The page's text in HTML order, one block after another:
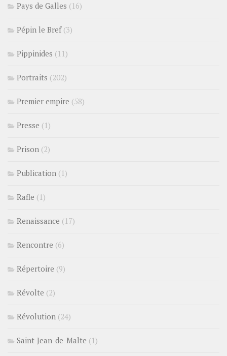
Pays de Galles (16)
Pépin le Bref(3)
Pippinides (11)
Portraits (202)
Premier empire (58)
Presse (1)
Prison (2)
Publication (1)
Rafle (1)
Renaissance (17)
Rencontre (6)
Répertoire (9)
Révolte (2)
Révolution (24)
Saint-Jean-de-Malte (1)